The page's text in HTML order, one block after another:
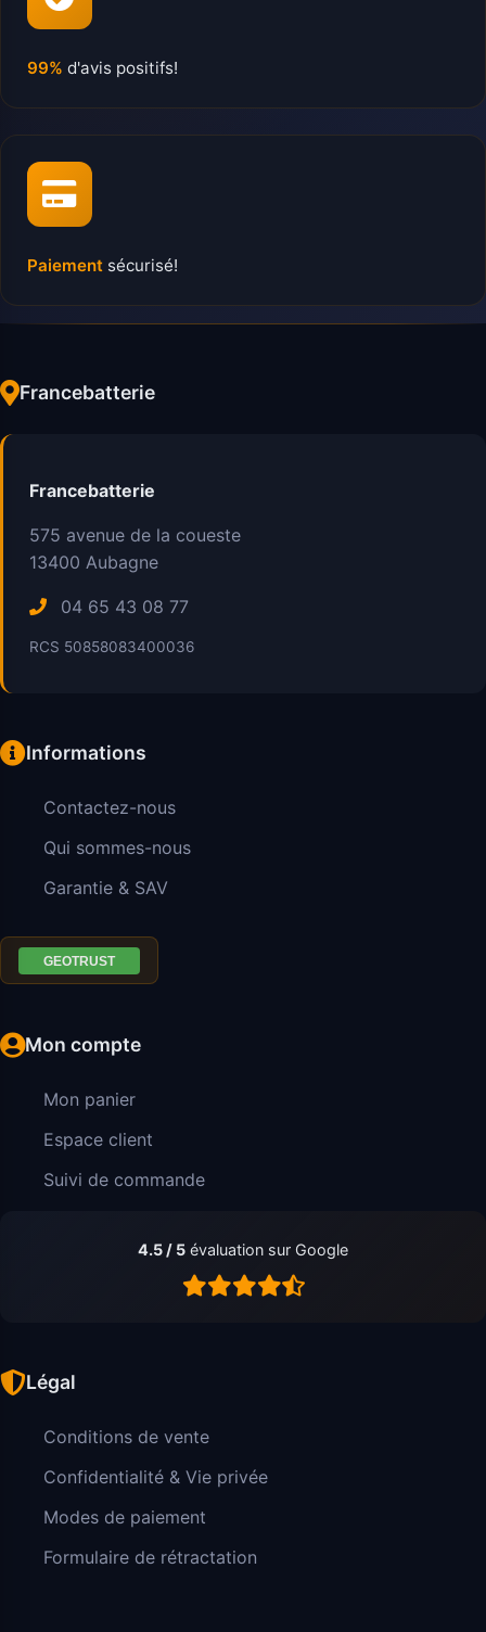
99% d'avis positifs!
Paiement sécurisé!
Francebatterie
Francebatterie
575 avenue de la coueste
13400 Aubagne
04 65 43 08 77
RCS 50858083400036
Informations
Contactez-nous
Qui sommes-nous
Garantie & SAV
Mon compte
Mon panier
Espace client
Suivi de commande
4.5 / 5 évaluation sur Google
Légal
Conditions de vente
Confidentialité & Vie privée
Modes de paiement
Formulaire de rétractation